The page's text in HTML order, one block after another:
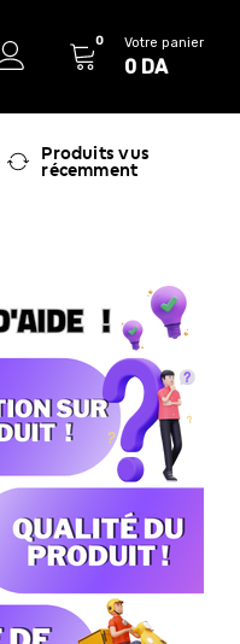
0 Votre panier
0 DA
Produits vus
récemment